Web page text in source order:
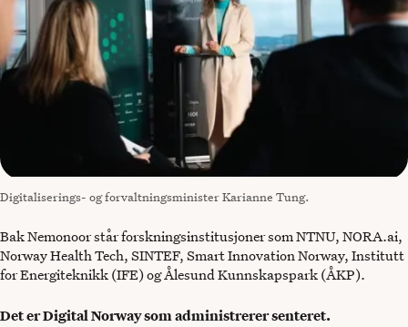
Digitaliserings- og forvaltningsminister Karianne Tung.
Bak Nemonoor står forskningsinstitusjoner som NTNU, NORA.ai,
Norway Health Tech, SINTEF, Smart Innovation Norway, Institutt
for Energiteknikk (IFE) og Ålesund Kunnskapspark (ÅKP).
Det er Digital Norway som administrerer senteret.